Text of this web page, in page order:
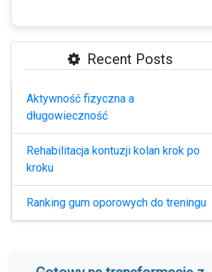
Recent Posts
Aktywność fizyczna a
długowieczność
Rehabilitacja kontuzji kolan krok po
kroku
Ranking gum oporowych do treningu